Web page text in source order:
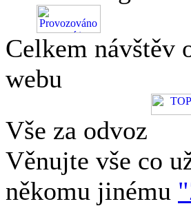
Celkem návštěv
webu
Vše za odvoz
Věnujte vše co
někomu jinému